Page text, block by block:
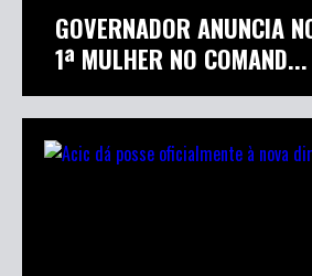
GOVERNADOR ANUNCIA
1ª MULHER NO COMAND...